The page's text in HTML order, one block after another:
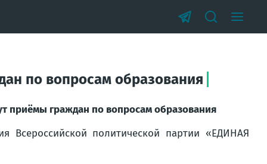
по вопросам образования
приёмы граждан по вопросам образования
Всероссийской политической партии «ЕДИНАЯ